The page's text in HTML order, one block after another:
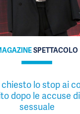
SPETTACOLO
lo stop ai
dopo le accuse
sessuale